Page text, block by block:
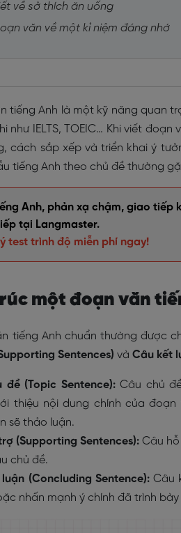
về sở thích ăn uống
văn về một kỉ niệm đáng nhớ
tiếng Anh là một kỹ năng quan
như IELTS, TOEIC… Khi viết
cách sắp xếp và triển khai ý
tiếng Anh theo chủ đề thường
Anh, phản xạ chậm, giao tiếp
tại Langmaster.
test trình độ miễn phí ngay!
một đoạn văn
tiếng Anh chuẩn thường được
Sentences) và Câu kết
đề (Topic Sentence):Câu chủ
thiệu nội dung chính của
sẽ thảo luận.
(Supporting Sentences): Câu
chủ đề.
(Concluding Sentence): Câu
nhấn mạnh ý chính đã trình